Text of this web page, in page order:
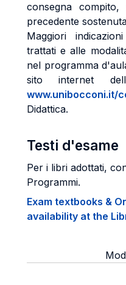
consegna
precedente
Maggiori
trattati e alle
nel programma
sito internet
www.unibocconi.it/
Didattica.
Testi d'esame
Per i libri adottati,
Programmi.
Exam textbooks &
availability at the